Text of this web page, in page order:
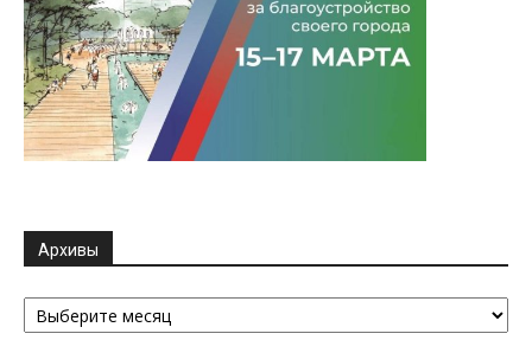
Архивы
Архивы